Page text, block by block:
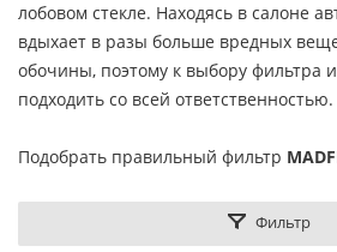
лобовом стекле. Находясь в салоне
вдыхает в разы больше вредных
обочины, поэтому к выбору фильтра
подходить со всей ответственностью.
Подобрать правильный фильтр
Фильтр